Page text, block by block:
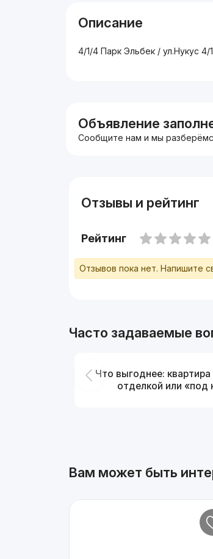
Описание
4/1/4 Парк Эльбек / ул.Нукус
Объявление
Сообщите нам и мы
Отзывы и рейтинг
Рейтинг
Отзывов пока нет. Напишите
Часто задаваемые
Что выгоднее: квартира
отделкой или «под
Вам может быть